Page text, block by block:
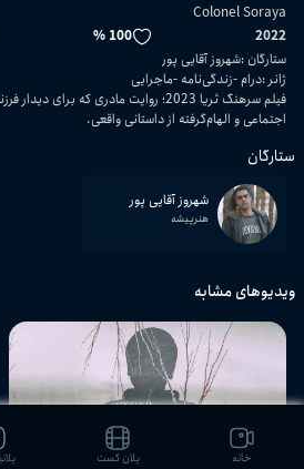
Colonel Soraya
2022
100 %
ستارگان :شهروز آقایی پور
ژانر :درام زندگی‌نامه ماجرایی
فیلم سرهنگ ثریا 2023؛ روایت مادری که
اجتماعی و الهام‌گرفته از داستانی واقعی.
ستارگان
شهروز آقایی پور
هنرپیشه
ویدیوهای مشابه
خانه پلان کست